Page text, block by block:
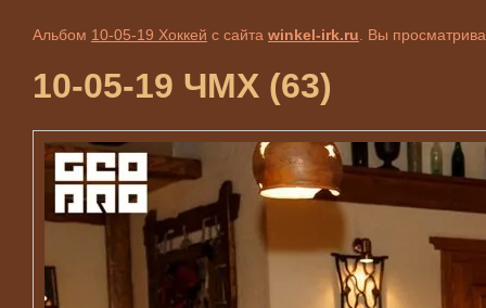
Альбом 10-05-19 Хоккей с сайта winkel-irk.ru . Вы
10-05-19 ЧМХ (63)